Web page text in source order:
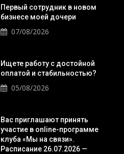
Первый сотрудник в новом
бизнесе моей дочери
07/08/2026
Ищете работу с достойной
оплатой и стабильностью?
05/08/2026
Вас приглашают принять
участие в online-программе
клуба «Мы на связи».
Расписание 26.07.2026 —